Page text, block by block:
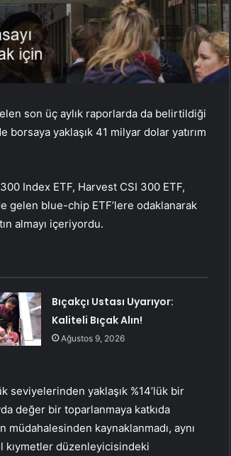
son üç aylık raporlarda da belirtildiği
yaklaşık 41 milyar dolar yatırım
Index ETF, Harvest CSI 300 ETF,
gelen blue-chip ETF’lere odaklanarak
almayı içeriyordu.
Bıçakçı Ustası Uyarıyor:
Kaliteli Bıçak Alın!
Ağustos 9, 2026
seviyelerinden yaklaşık %14’lük bir
değer bir toparlanmaya katkıda
kaynaklanmadı, aynı
kıymetler düzenleyicisindeki